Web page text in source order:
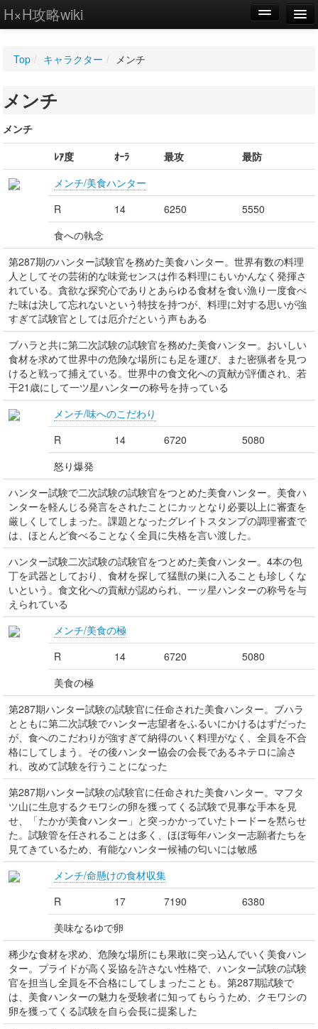
H×H攻略wiki
WIKI
設定
Top / キャラクター / メンチ
メンチ
メンチ
ﾚｱ度
ｵｰﾗ 最攻
最防
メンチ/美食ハンター
R
14 6250
5550
食への執念
第287期のハンター試験官を務めた美食ハンター。世界有数の料理
人としてその芸術的な味覚センスは作る料理にもいかんなく発揮さ
れている。貪欲な探究心でありとあらゆる食材を食い漁り一度食べ
た味は決して忘れないという特技を持つが、料理に対する思いが強
すぎて試験官としては厄介だという声もある
ブハラと共に第二次試験の試験官を務めた美食ハンター。おいしい
食材を求めて世界中の危険な場所にも足を運び、また密猟者を見つ
けると戦って捕えている。世界中の食文化への貢献が評価され、若
干21歳にして一ツ星ハンターの称号を持っている
メンチ/味へのこだわり
R
14 6720
5080
怒り爆発
ハンター試験で二次試験の試験官をつとめた美食ハンター。美食ハ
ンターを軽んじる発言をされたことにカッとなり必要以上に審査を
厳しくしてしまった。課題となったグレイトスタンプの調理審査で
は、ほとんど食べることなく全員に失格を言い渡した。
ハンター試験二次試験の試験官をつとめた美食ハンター。4本の包
丁を武器としており、食材を探して猛獣の巣に入ることも珍しくな
いという。食文化への貢献が認められ、一ッ星ハンターの称号を与
えられている
メンチ/美食の極
R
14 6720
5080
美食の極
第287期ハンター試験の試験官に任命された美食ハンター。ブハラ
とともに第二次試験でハンター志望者をふるいにかけるはずだった
が、食へのこだわりが強すぎて納得のいく料理がなく、全員を不合
格にしてしまう。その後ハンター協会の会長であるネテロに諭さ
れ、改めて試験を行うことになった
第287期ハンター試験の試験官に任命された美食ハンター。マフタ
ツ山に生息するクモワシの卵を獲ってくる試験で見事な手本を見
せ、「たかが美食ハンター」と突っかかっていたトードーを黙らせ
た。試験管を任されることは多く、ほぼ毎年ハンター志願者たちを
見てきているため、有能なハンター候補の匂いには敏感
メンチ/命懸けの食材収集
R
17 7190
6380
美味なるゆで卵
稀少な食材を求め、危険な場所にも果敢に突っ込んでいく美食ハン
ター。プライドが高く妥協を許さない性格で、ハンター試験の試験
官を担当し全員を不合格にしてしまったことも。第287期試験で
は、美食ハンターの魅力を受験者に知ってもらうため、クモワシの
卵を獲ってくる試験を自ら会長に提案した